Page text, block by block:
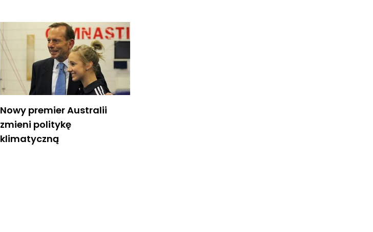
Nowy premier Australii
zmieni politykę
klimatyczną